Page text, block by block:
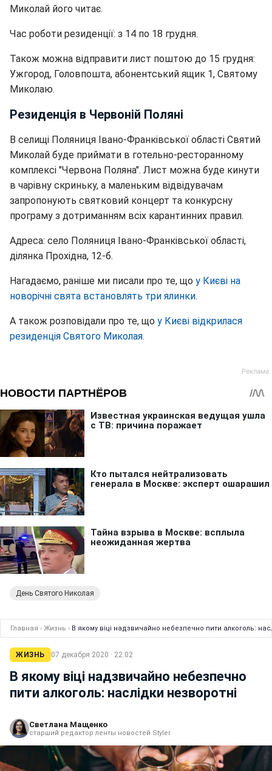
Миколай його читає.
Час роботи резиденції: з 14 по 18 грудня.
Також можна відправити лист поштою до 15 грудня:
Ужгород, Головпошта, абонентський ящик 1, Святому
Миколаю.
Резиденція в Червоній Поляні
В селищі Поляниця Івано-Франківської області Святий
Миколай буде приймати в готельно-ресторанному
комплексі "Червона Поляна". Лист можна буде кинути
в чарівну скриньку, а маленьким відвідувачам
запропонують святковий концерт та конкурсну
програму з дотриманням всіх карантинних правил.
Адреса: село Поляниця Івано-Франківської області,
ділянка Прохідна, 12-б.
Нагадаємо, раніше ми писали про те, що у Києві на
новорічні свята встановлять три ялинки.
А також розповідали про те, що у Києві відкрилася
резиденція Святого Миколая.
День Святого Николая
Главная › Жизнь › В якому віці надзвичайно небезпечно пити алкоголь:
ЖИЗНЬ 07 декабря 2020 · 22:02
В якому віці надзвичайно небезпечно
пити алкоголь: наслідки незворотні
Светлана Мащенко
старший редактор ленты новостей Styler